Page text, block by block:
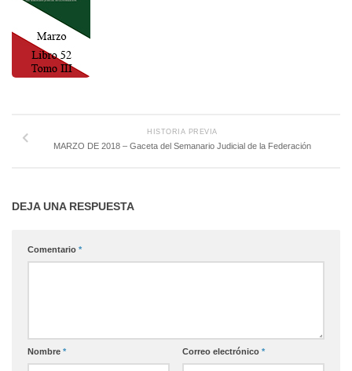
HISTORIA PREVIA
MARZO DE 2018 – Gaceta del Semanario Judicial de la Federación
DEJA UNA RESPUESTA
Comentario *
Nombre * Correo electrónico *